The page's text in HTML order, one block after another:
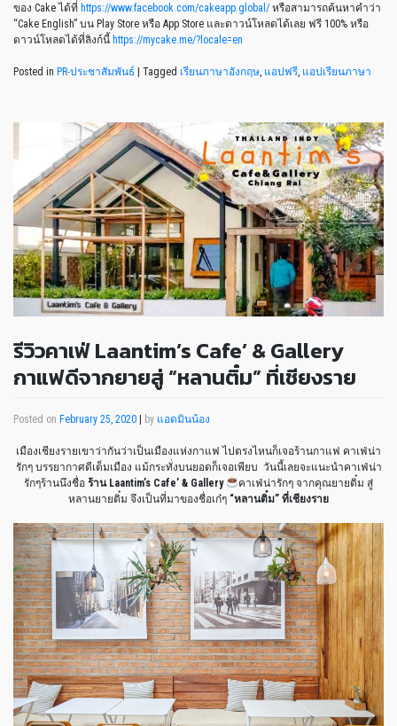
ของ Cake ได้ที่ https://www.facebook.com/cakeapp.global/ หรือสามารถค้นหาคำว่า
“Cake English” บน Play Store หรือ App Store และดาวน์โหลดได้เลย ฟรี 100% หรือ
ดาวน์โหลดได้ที่ลิงก์นี้ https://mycake.me/?locale=en
Posted in PR-ประชาสัมพันธ์ | Tagged เรียนภาษาอังกฤษ แอปฟรี แอปเรียนภาษา
รีวิวคาเฟ่ Laantim’s Cafe’ & Gallery
กาแฟดีจากยายสู่ “หลานติ๋ม” ที่เชียงราย
Posted on February 25, 2020 by แอดมินน้อง
เมืองเชียงรายเขาว่ากันว่าเป็นเมืองแห่งกาแฟ ไปตรงไหนก็เจอร้านกาแฟ คาเฟ่น่า
รักๆ บรรยากาศดีเต็มเมือง แม้กระทั่งบนยอดก็เจอเพียบ วันนี้เลยจะแนะนำคาเฟ่น่า
รักๆร้านนึงชื่อร้าน Laantim’s Cafe’ & Gallery
คาเฟ่น่ารักๆ จากคุณยายติ๋ม สู่
หลานยายติ๋ม จึงเป็นที่มาของชื่อเก๋ๆ “หลานติ๋ม” ที่เชียงราย